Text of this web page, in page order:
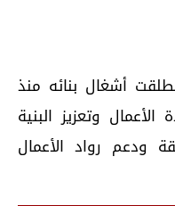
أشغال بنائه منذ
الأعمال وتعزيز البنية
ودعم رواد الأعمال